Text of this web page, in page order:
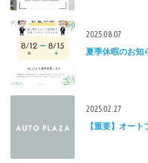
2025.08.07
夏季休暇のお知
2025.02.27
【重要】オー